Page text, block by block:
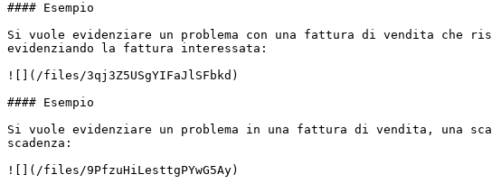
#### Esempio
Si vuole evidenziare un problema con una fattura di vendita
evidenziando la fattura interessata:
![](/files/3qj3Z5USgYIFaJlSFbkd)
#### Esempio
Si vuole evidenziare un problema in una fattura di vendita, una
scadenza:
![](/files/9PfzuHiLesttgPYwG5Ay)